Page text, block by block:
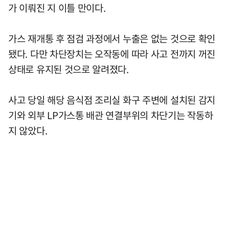
가 이뤄진 지 이틀 만이다.
가스 재개통 후 점검 과정에서 누출은 없는 것으로 확인
됐다. 다만 차단장치는 오작동에 따라 사고 전까지 꺼진
상태로 유지된 것으로 알려졌다.
사고 당일 해당 음식점 조리실 화구 주변에 설치된 감지
기와 외부 LP가스통 배관 연결부위의 차단기는 작동하
지 않았다.